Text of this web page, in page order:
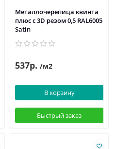
Металлочерепица квинта
плюс c 3D резом 0,5 RAL6005
Satin
537р. /м2
В корзину
Быстрый заказ